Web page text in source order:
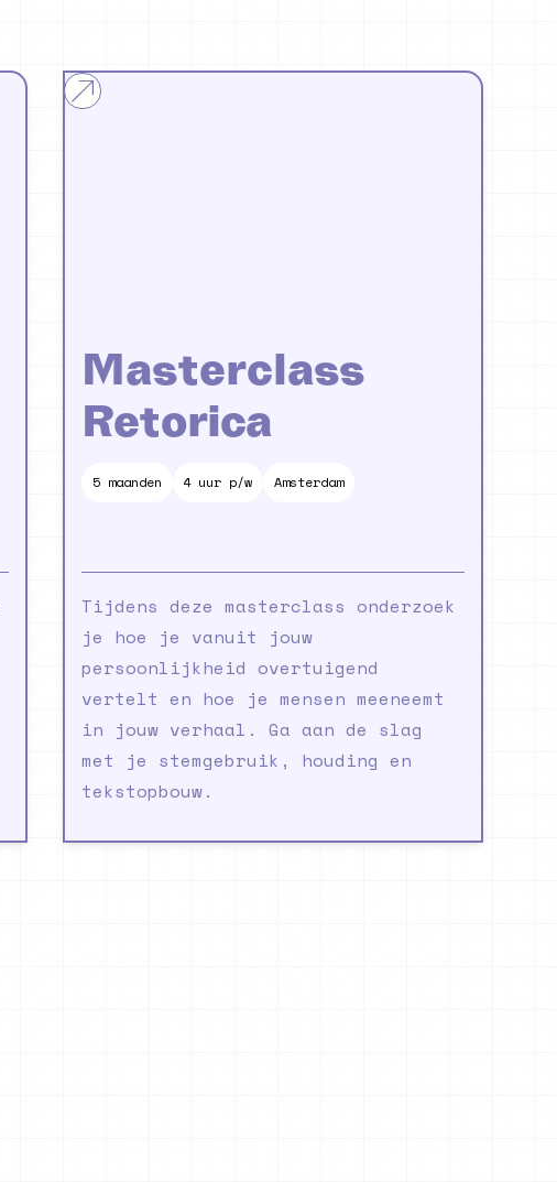
Masterclass
Retorica
5maanden 4 uur p/w Amsterdam
Tijdens deze masterclass onderzoek
je hoe je vanuit jouw
persoonlijkheid overtuigend
vertelt en hoe je mensen meeneemt
in jouw verhaal. Ga aan de slag
met je stemgebruik, houding en
tekstopbouw.